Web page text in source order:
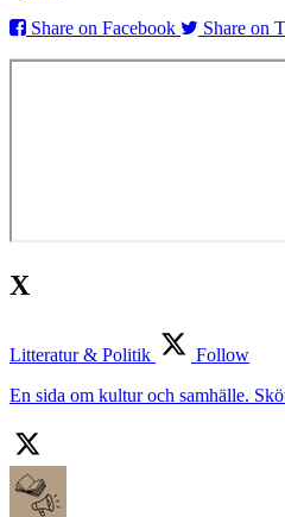
Share on Facebook
Share on
X
Litteratur & Politik
Follow
En sida om kultur och samhälle.